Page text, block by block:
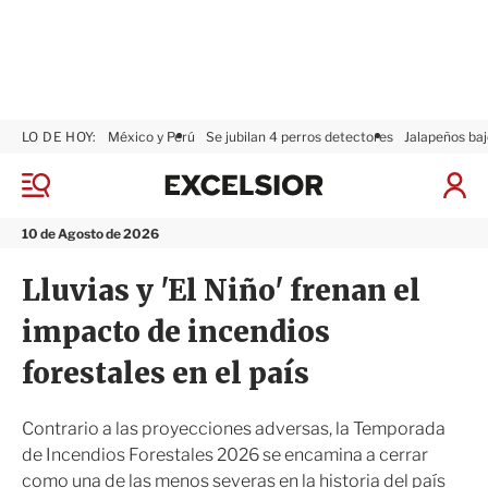
M
n
10 de Agosto de 2026
LO DE HOY: México y Perú Se jubilan 4 perros detectores Jalapeños
I
x
i
r
Lluvias y 'El Niño' frenan el
impacto de incendios
forestales en el país
Contrario a las proyecciones adversas, la Temporada
de Incendios Forestales 2026 se encamina a cerrar
como una de las menos severas en la historia del país